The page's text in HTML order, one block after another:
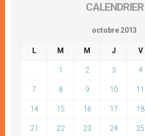
CALENDRIER
octobre 2013
L M M J V
1 2 3 4
7 8 9 10 11
14 15 16 17 18
21 22 23 24 25